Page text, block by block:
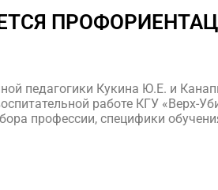
педагогики Кукина Ю.Е. и
работе КГУ «Верх-
профессии, специфики